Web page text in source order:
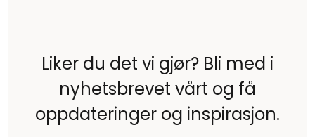
Liker du det vi gjør? Bli med i
nyhetsbrevet vårt og få
oppdateringer og inspirasjon.